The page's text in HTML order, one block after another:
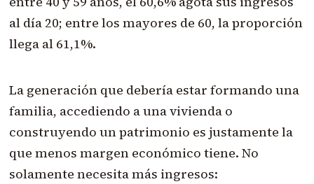
al día 20; entre los mayores de 60, la proporción
llega al 61,1%.
La generación que debería estar formando una
familia, accediendo a una vivienda o
construyendo un patrimonio es justamente la
que menos margen económico tiene. No
solamente necesita más ingresos: